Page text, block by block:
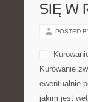
SIĘ W
POSTED
Kurowanie
ewentualnie
jakim jest